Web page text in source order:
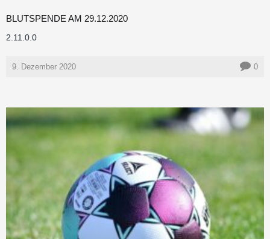
BLUTSPENDE AM 29.12.2020
2.11.0.0
9. Dezember 2020 0